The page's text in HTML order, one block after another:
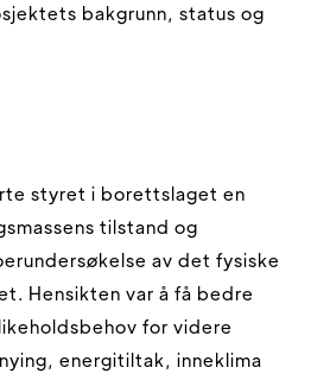
bakgrunn, status og
styret i borettslaget en
tilstand og
av det fysiske
Hensikten var å få bedre
for videre
energitiltak, inneklima